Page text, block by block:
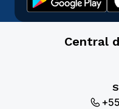
Central